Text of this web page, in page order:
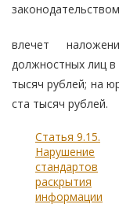
влечет
должностных лиц
тысяч рублей; на
ста тысяч рублей.
Статья 9.15.
Нарушение
стандартов
раскрытия
информации